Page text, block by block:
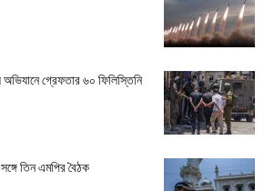
অভিযানে গ্রেফতার ৬০ ফিলিস্তিনি
তিন এমপির বৈঠক